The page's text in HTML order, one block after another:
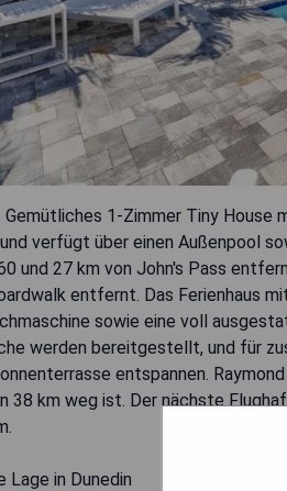
Gemütliches 1-Zimmer Tiny
verfügt über einen Außenpool
und 27 km von John's Pass
entfernt. Das Ferienhaus
sowie eine voll
werden bereitgestellt, und für
entspannen.
38 km weg ist. Der nächste
Lage in Dunedin